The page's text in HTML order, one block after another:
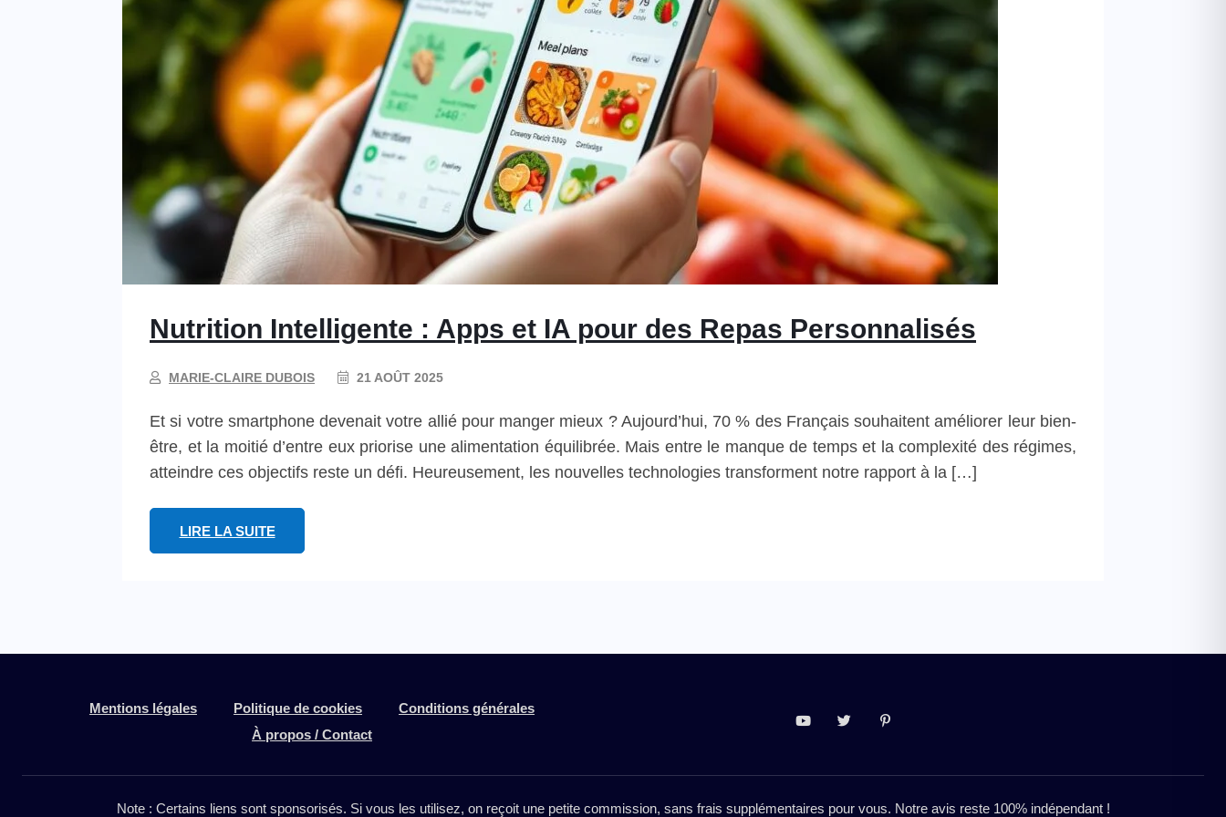
Nutrition Intelligente : Apps et IA pour des Repas Personnalisés
MARIE-CLAIRE DUBOIS 21 AOÛT 2025
Et si votre smartphone devenait votre allié pour manger mieux ? Aujourd’hui, 70 % des Français souhaitent améliorer leur bien-
être, et la moitié d’entre eux priorise une alimentation équilibrée. Mais entre le manque de temps et la complexité des régimes,
atteindre ces objectifs reste un défi. Heureusement, les nouvelles technologies transforment notre rapport à la […]
LIRE LA SUITE
Mentions légales Politique de cookies
Conditions générales
À propos / Contact
Note : Certains liens sont sponsorisés. Si vous les utilisez, on reçoit une petite commission, sans frais supplémentaires pour vous. Notre avis reste 100% indépendant !